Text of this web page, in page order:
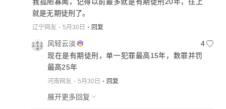
就是无期徒刑了。
辽宁网友 5月30日 回复
风轻云淡
4
现在是有期徒刑，单一犯罪最高15年，数罪并罚
最高25年
河南网友 5月30日 回复
展开更多回复